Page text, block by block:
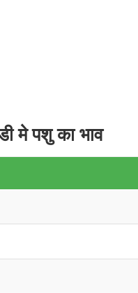
मे पशु का भाव